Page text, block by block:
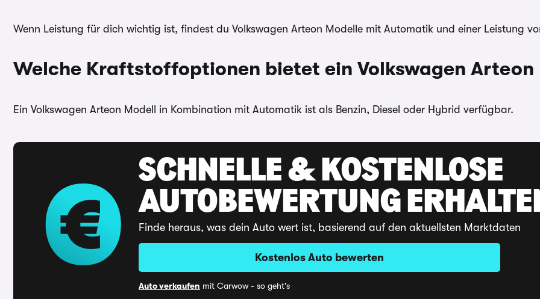
Wenn Leistung für dich wichtig ist, findest du Volkswagen Arteon Modelle mit Automatik und einer Leistung
Welche Kraftstoffoptionen bietet ein Volkswagen
Ein Volkswagen Arteon Modell in Kombination mit Automatik ist als Benzin, Diesel oder Hybrid verfügbar.
SCHNELLE & KOSTENLOSE
AUTOBEWERTUNG
Finde heraus, was dein Auto wert ist, basierend auf den aktuellsten Marktdaten
Kostenlos Auto bewerten
Auto verkaufen mit Carwow - so geht's